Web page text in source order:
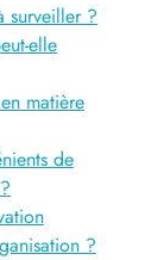
surveiller ?
elle
matière
de
?